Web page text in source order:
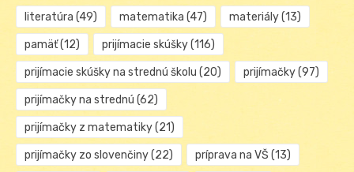
literatúra (49) matematika (47) materiály(13)
pamäť(12) prijímacie skúšky(116)
prijímacie skúšky na strednú školu (20) prijímačky(97)
prijímačky na strednú (62)
prijímačky z matematiky(21)
prijímačky zo slovenčiny(22) príprava na VŠ (13)